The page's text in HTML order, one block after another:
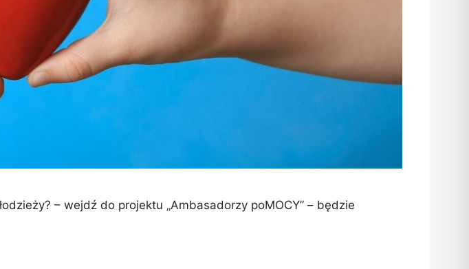
– wejdź do projektu „Ambasadorzy poMOCY” – będzie